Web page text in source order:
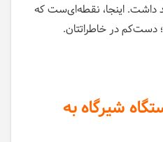
داشت. اینجا، نقطه‌ای‌ست که
دست‌کم در خاطراتتان.
شیرگاه به